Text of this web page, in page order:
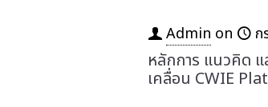
Admin on ก
หลักการ แนวคิด
เคลื่อน CWIE